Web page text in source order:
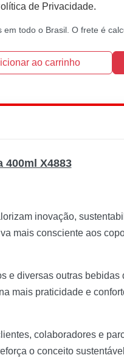
de Privacidade.
em todo o Brasil. O frete é
ao carrinho
400ml X4883
inovação,
mais consciente aos
e diversas outras
mais praticidade e
colaboradores e
o conceito